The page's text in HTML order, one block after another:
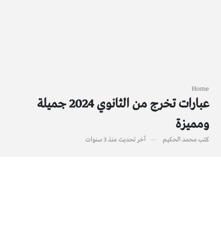
Home
عبارات تخرج من الثانوي 2024 جميلة
ومميزة
كتب محمد الحكيم آخر تحديث منذ 3 سنوات